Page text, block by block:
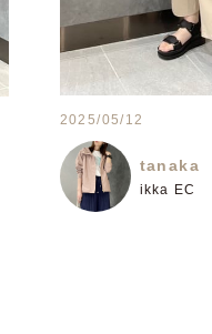
2025/05/12
tanaka
ikka EC